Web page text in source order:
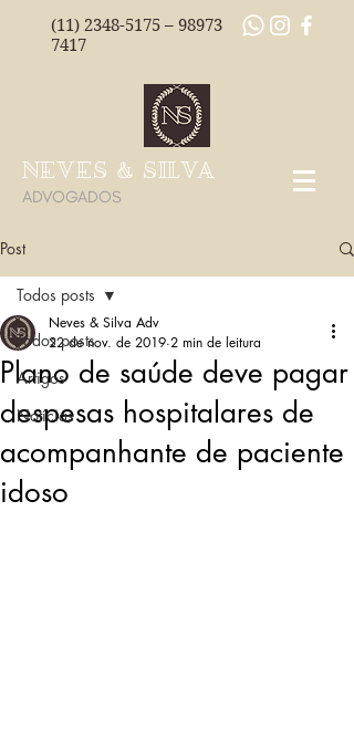
(11) 2348-5175 – 98973
7417
NEVES & SILVA
ADVOGADOS
Post
Todos posts
Artigos
Notícias
Todos posts
Plano de saúde deve pagar
despesas hospitalares de
acompanhante de paciente
idoso
Neves & Silva Adv
22 de nov. de 2019 2 min de leitura